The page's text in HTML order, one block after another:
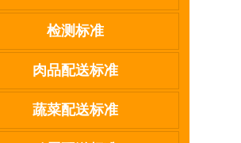
检测标准
肉品配送标准
蔬菜配送标准